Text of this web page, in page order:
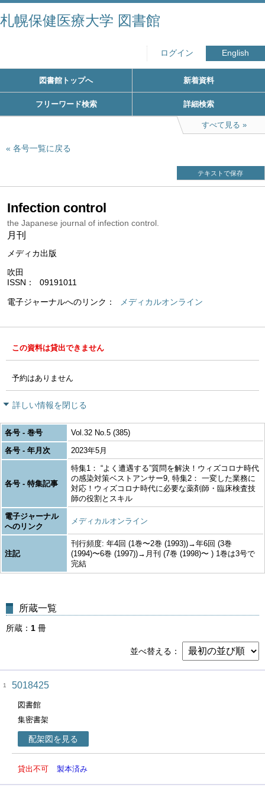
札幌保健医療大学 図書館
ログイン English
図書館トップへ 新着資料
フリーワード検索 詳細検索
すべて見る
各号一覧に戻る
テキストで保存
Infection control
the Japanese journal of infection control.
月刊
メディカ出版
吹田
ISSN
09191011
電子ジャーナルへのリンク メディカルオンライン
この資料は貸出できません
予約はありません
詳しい情報を閉じる
各号 - 巻号
Vol.32 No.5 (385)
各号 - 年月次
2023年5月
各号 - 特集記事
特集1： “よく遭遇する”質問を解決！ウィズコロナ時代
の感染対策ベストアンサー9, 特集2： 一変した業務に
対応！ウィズコロナ時代に必要な薬剤師・臨床検査技
師の役割とスキル
電子ジャーナル
へのリンク
メディカルオンライン
注記
刊行頻度: 年4回 (1巻〜2巻 (1993))→年6回 (3巻
(1994)〜6巻 (1997))→月刊 (7巻 (1998)〜 ) 1巻は3号で
完結
所蔵一覧
所蔵 1 冊
並べ替える
1 5018425
図書館
集密書架
配架図を見る
貸出不可 製本済み